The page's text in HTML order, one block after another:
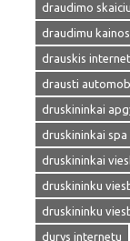
draudimo
draudimu kainos
drauskis
drausti
druskininkai
druskininkai spa
druskininkai
druskininku
druskininku
durys internetu